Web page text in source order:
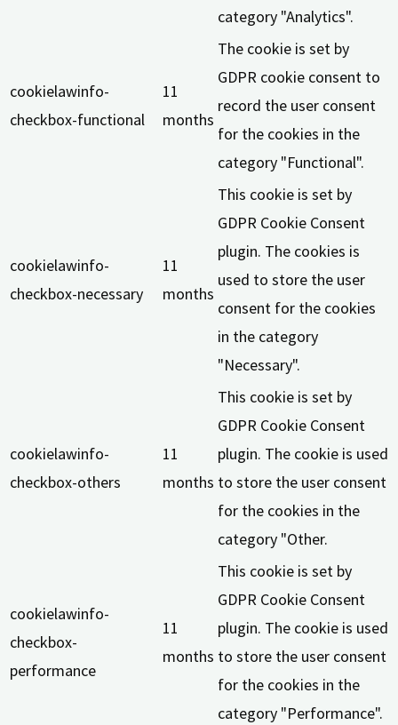
category "Analytics".
cookielawinfo-
checkbox-functional
11
months
The cookie is set by
GDPR cookie consent to
record the user consent
for the cookies in the
category "Functional".
cookielawinfo-
checkbox-necessary
11
months
This cookie is set by
GDPR Cookie Consent
plugin. The cookies is
used to store the user
consent for the cookies
in the category
"Necessary".
cookielawinfo-
checkbox-others
11
months
This cookie is set by
GDPR Cookie Consent
plugin. The cookie is used
to store the user consent
for the cookies in the
category "Other.
cookielawinfo-
checkbox-
performance
11
months
This cookie is set by
GDPR Cookie Consent
plugin. The cookie is used
to store the user consent
for the cookies in the
category "Performance".